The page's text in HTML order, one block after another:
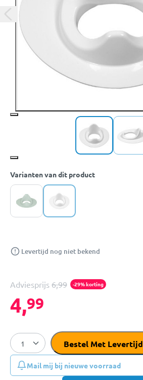
Varianten van dit product
Levertijd nog niet bekend
Adviesprijs 6,99 -29% korting
4,99
Bestel Met Levertijd
Mail mij bij nieuwe voorraad